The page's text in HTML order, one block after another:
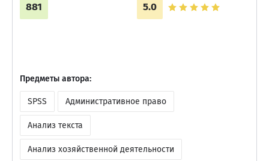
881 5.0
Предметы автора:
SPSS Административное право
Анализ текста
Анализ хозяйственной деятельности